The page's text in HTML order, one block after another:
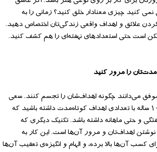
کنید چیزی معنادار خلق کنید؟ زمانی را به
علائق و اهداف واقعی زندگی‌تان اختصاص دهید.
است حتی استعدادهای نهفته‌ای را هم کشف کنید.
می‌دانند چگونه اهداف‌شان را تجسم کنند. سعی
کنید یک برنامه‌ی ۵ یا ۱۰ ساله با تعدادی اهداف کوتاه‌مدت داشته باشید که
و حتی ماهانه داشته باشد. تکنیک دیگری که
نوشتن اهداف‌تان و مرور آن‌ها است. این کار به
کسب آن‌ها بالا برده، و الهام و انگیزه‌ی تعقیب آن‌ها